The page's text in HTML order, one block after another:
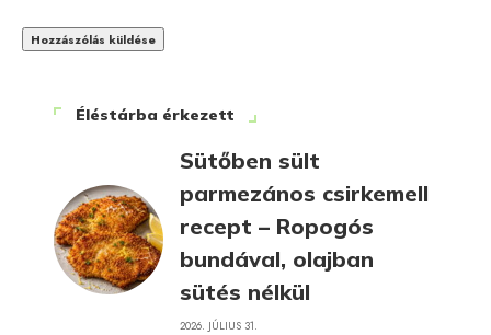
Éléstárba érkezett
Sütőben sült
parmezános csirkemell
recept – Ropogós
bundával, olajban
sütés nélkül
2026. JÚLIUS 31.